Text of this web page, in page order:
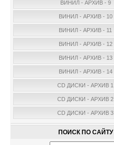
ВИНИЛ - АРХИВ - 9
ВИНИЛ - АРХИВ - 10
ВИНИЛ - АРХИВ - 11
ВИНИЛ - АРХИВ - 12
ВИНИЛ - АРХИВ - 13
ВИНИЛ - АРХИВ - 14
CD ДИСКИ - АРХИВ 1
CD ДИСКИ - АРХИВ 2
CD ДИСКИ - АРХИВ 3
ПОИСК ПО САЙТУ